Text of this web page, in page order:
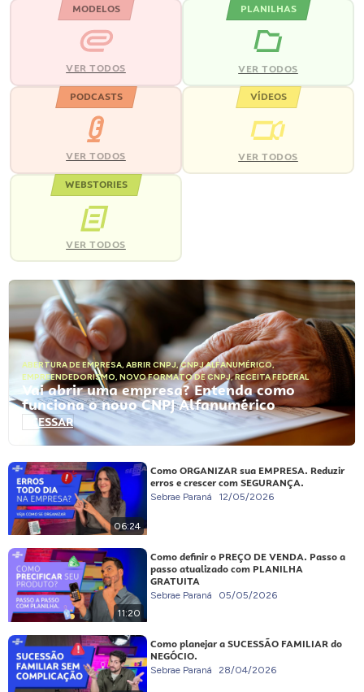
MODELOS
VER TODOS
PLANILHAS
VER TODOS
PODCASTS
VER TODOS
VÍDEOS
VER TODOS
WEBSTORIES
VER TODOS
ABERTURA DE EMPRESA, ABRIR CNPJ,CNPJ ALFANUMÉRICO,
EMPREENDEDORISMO, NOVO FORMATO DE CNPJ,RECEITA FEDERAL
Vai abrir uma empresa? Entenda como
funciona o novo CNPJ Alfanumérico
ACESSAR
06:24
Como ORGANIZAR sua EMPRESA. Reduzir
erros e crescer com SEGURANÇA.
Sebrae Paraná 12/05/2026
11:20
Como definir o PREÇO DE VENDA. Passo a
passo atualizado com PLANILHA
GRATUITA
Sebrae Paraná 05/05/2026
Como planejar a SUCESSÃO FAMILIAR do
NEGÓCIO.
Sebrae Paraná 28/04/2026